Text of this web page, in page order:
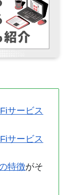
サービス
サービス
特徴がそ